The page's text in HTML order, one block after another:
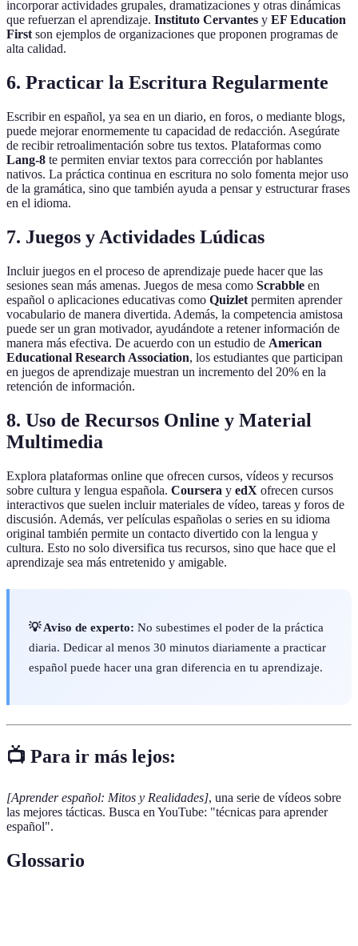
incorporar actividades grupales, dramatizaciones y otras dinámicas
que refuerzan el aprendizaje. Instituto Cervantes y EF Education
Firstson ejemplos de organizaciones que proponen programas de
alta calidad.
6. Practicar la Escritura Regularmente
Escribir en español, ya sea en un diario, en foros, o mediante blogs,
puede mejorar enormemente tu capacidad de redacción. Asegúrate
de recibir retroalimentación sobre tus textos. Plataformas como
Lang-8 te permiten enviar textos para corrección por hablantes
nativos. La práctica continua en escritura no solo fomenta mejor uso
de la gramática, sino que también ayuda a pensar y estructurar frases
en el idioma.
7. Juegos y Actividades Lúdicas
Incluir juegos en el proceso de aprendizaje puede hacer que las
sesiones sean más amenas. Juegos de mesa como Scrabble en
español o aplicaciones educativas como Quizlet permiten aprender
vocabulario de manera divertida. Además, la competencia amistosa
puede ser un gran motivador, ayudándote a retener información de
manera más efectiva. De acuerdo con un estudio de American
Educational Research Association, los estudiantes que participan
en juegos de aprendizaje muestran un incremento del 20% en la
retención de información.
8. Uso de Recursos Online y Material
Multimedia
Explora plataformas online que ofrecen cursos, vídeos y recursos
sobre cultura y lengua española. Coursera y edX ofrecen cursos
interactivos que suelen incluir materiales de vídeo, tareas y foros de
discusión. Además, ver películas españolas o series en su idioma
original también permite un contacto divertido con la lengua y
cultura. Esto no solo diversifica tus recursos, sino que hace que el
aprendizaje sea más entretenido y amigable.
💡 Aviso de experto: No subestimes el poder de la práctica
diaria. Dedicar al menos 30 minutos diariamente a practicar
español puede hacer una gran diferencia en tu aprendizaje.
📺 Para ir más lejos:
[Aprender español: Mitos y Realidades], una serie de vídeos sobre
las mejores tácticas. Busca en YouTube: "técnicas para aprender
español".
Glossario